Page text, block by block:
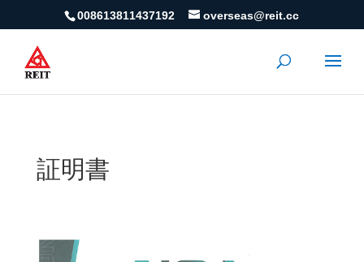
008613811437192 overseas@reit.cc
証明書